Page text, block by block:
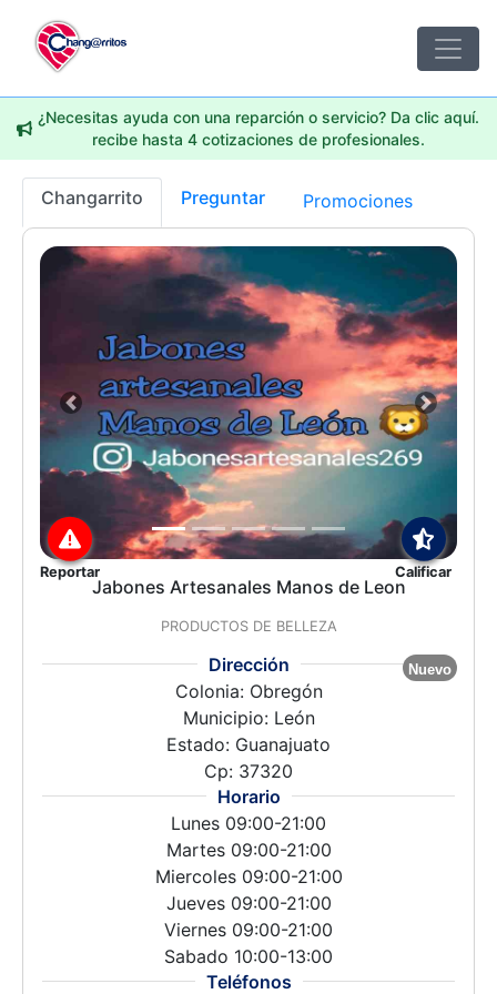
¿Necesitas ayuda con una reparción o servicio? Da clic aquí.
recibe hasta 4 cotizaciones de profesionales.
Changarrito Preguntar Promociones
Reportar Calificar
Jabones Artesanales Manos de Leon
PRODUCTOS DE BELLEZA
Nuevo
Dirección
Colonia: Obregón
Municipio: León
Estado: Guanajuato
Cp: 37320
Horario
Lunes 09:00-21:00
Martes 09:00-21:00
Miercoles 09:00-21:00
Jueves 09:00-21:00
Viernes 09:00-21:00
Sabado 10:00-13:00
Teléfonos